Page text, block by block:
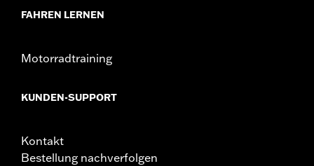
FAHREN LERNEN
Motorradtraining
KUNDEN-SUPPORT
Kontakt
Bestellung nachverfolgen